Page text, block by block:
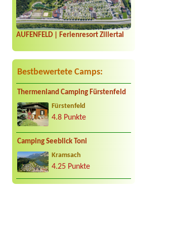
AUFENFELD | Ferienresort Zillertal
Bestbewertete Camps:
Thermenland Camping Fürstenfeld
Fürstenfeld
4.8 Punkte
Camping Seeblick Toni
Kramsach
4.25 Punkte